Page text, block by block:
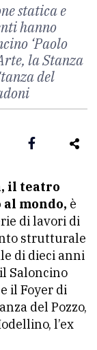
statica e
hanno
‘Paolo
la Stanza
del
il teatro
mondo, è
di lavori di
strutturale
di dieci anni
Saloncino
il Foyer di
del Pozzo,
l’ex